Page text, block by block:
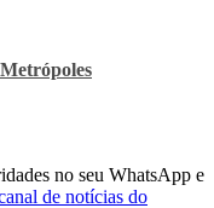
Metrópoles
no seu WhatsApp e
de notícias do